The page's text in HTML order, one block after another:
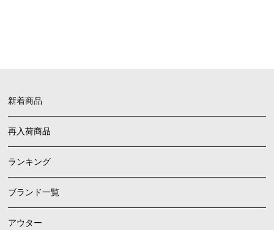
新着商品
再入荷商品
ランキング
ブランド一覧
アウター